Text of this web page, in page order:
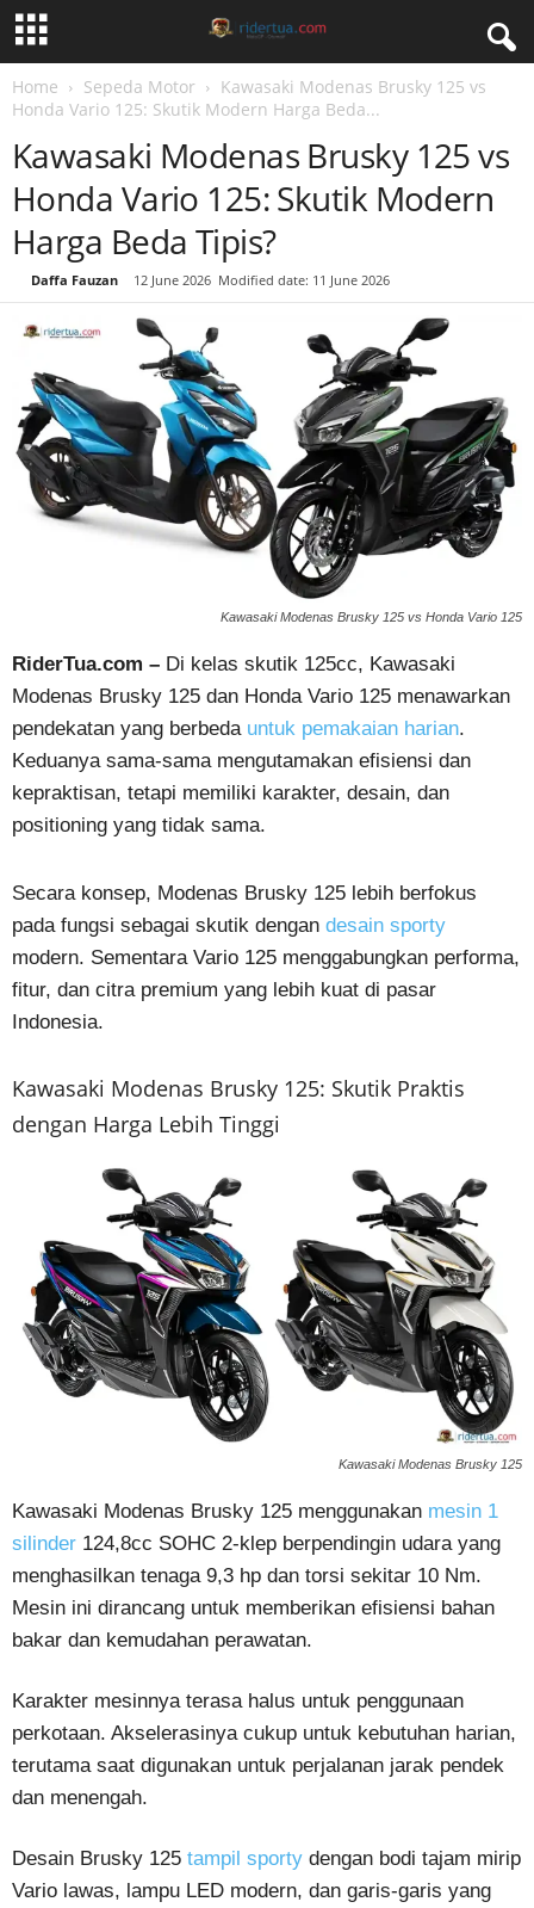
Home Sepeda Motor
Kawasaki Modenas Brusky 125 vs
Honda Vario 125: Skutik Modern Harga Beda...
Kawasaki Modenas Brusky 125 vs
Honda Vario 125: Skutik Modern
Harga Beda Tipis?
Daffa Fauzan 12 June 2026 Modified date: 11 June 2026
Kawasaki Modenas Brusky 125 vs Honda Vario 125
RiderTua.com – Di kelas skutik 125cc, Kawasaki
Modenas Brusky 125 dan Honda Vario 125 menawarkan
pendekatan yang berbeda untuk pemakaian harian.
Keduanya sama-sama mengutamakan efisiensi dan
kepraktisan, tetapi memiliki karakter, desain, dan
positioning yang tidak sama.
Secara konsep, Modenas Brusky 125 lebih berfokus
pada fungsi sebagai skutik dengan desain sporty
modern. Sementara Vario 125 menggabungkan performa,
fitur, dan citra premium yang lebih kuat di pasar
Indonesia.
Kawasaki Modenas Brusky 125: Skutik Praktis
dengan Harga Lebih Tinggi
Kawasaki Modenas Brusky 125
Kawasaki Modenas Brusky 125 menggunakan mesin 1
silinder 124,8cc SOHC 2-klep berpendingin udara yang
menghasilkan tenaga 9,3 hp dan torsi sekitar 10 Nm.
Mesin ini dirancang untuk memberikan efisiensi bahan
bakar dan kemudahan perawatan.
Karakter mesinnya terasa halus untuk penggunaan
perkotaan. Akselerasinya cukup untuk kebutuhan harian,
terutama saat digunakan untuk perjalanan jarak pendek
dan menengah.
Desain Brusky 125 tampil sporty dengan bodi tajam mirip
Vario lawas, lampu LED modern, dan garis-garis yang